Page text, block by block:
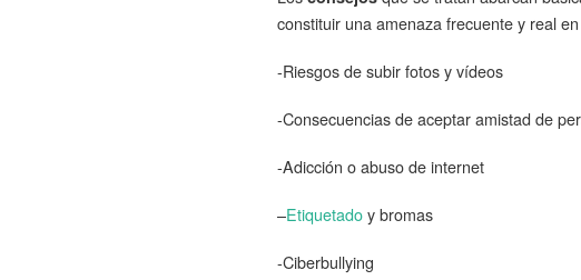
constituir una amenaza frecuente y real
-Riesgos de subir fotos y vídeos
-Consecuencias de aceptar amistad de
-Adicción o abuso de internet
–Etiquetadoy bromas
-Ciberbullying